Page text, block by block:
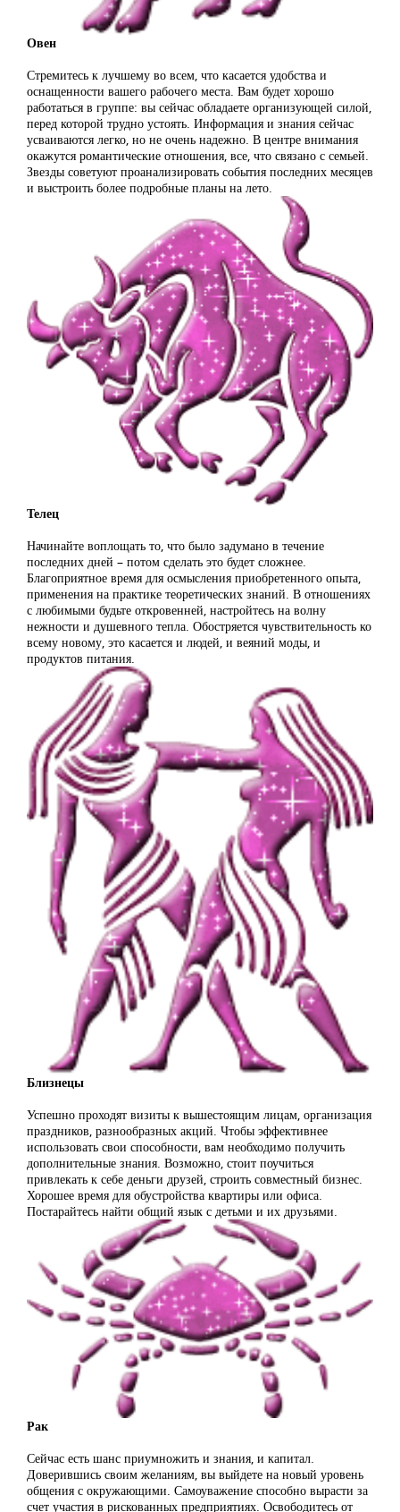
Овен
Стремитесь к лучшему во всем, что касается удобства и
оснащенности вашего рабочего места. Вам будет хорошо
работаться в группе: вы сейчас обладаете организующей силой,
перед которой трудно устоять. Информация и знания сейчас
усваиваются легко, но не очень надежно. В центре внимания
окажутся романтические отношения, все, что связано с семьей.
Звезды советуют проанализировать события последних месяцев
и выстроить более подробные планы на лето.
Телец
Начинайте воплощать то, что было задумано в течение
последних дней – потом сделать это будет сложнее.
Благоприятное время для осмысления приобретенного опыта,
применения на практике теоретических знаний. В отношениях
с любимыми будьте откровенней, настройтесь на волну
нежности и душевного тепла. Обостряется чувствительность ко
всему новому, это касается и людей, и веяний моды, и
продуктов питания.
Близнецы
Успешно проходят визиты к вышестоящим лицам, организация
праздников, разнообразных акций. Чтобы эффективнее
использовать свои способности, вам необходимо получить
дополнительные знания. Возможно, стоит поучиться
привлекать к себе деньги друзей, строить совместный бизнес.
Хорошее время для обустройства квартиры или офиса.
Постарайтесь найти общий язык с детьми и их друзьями.
Рак
Сейчас есть шанс приумножить и знания, и капитал.
Доверившись своим желаниям, вы выйдете на новый уровень
общения с окружающими. Самоуважение способно вырасти за
счет участия в рискованных предприятиях. Освободитесь от